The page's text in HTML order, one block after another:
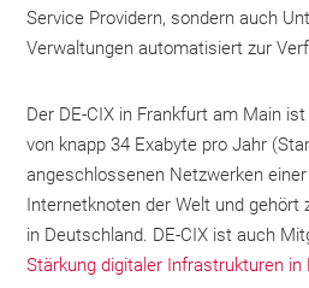
Service Providern, sondern auch
Verwaltungen automatisiert zur
Der DE-CIX in Frankfurt am Main
von knapp 34 Exabyte pro Jahr
angeschlossenen Netzwerken
Internetknoten der Welt und
in Deutschland. DE-CIX ist auch
Stärkung digitaler Infrastrukturen in